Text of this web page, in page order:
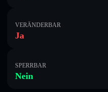
VERÄNDERBAR
Ja
SPERRBAR
Nein